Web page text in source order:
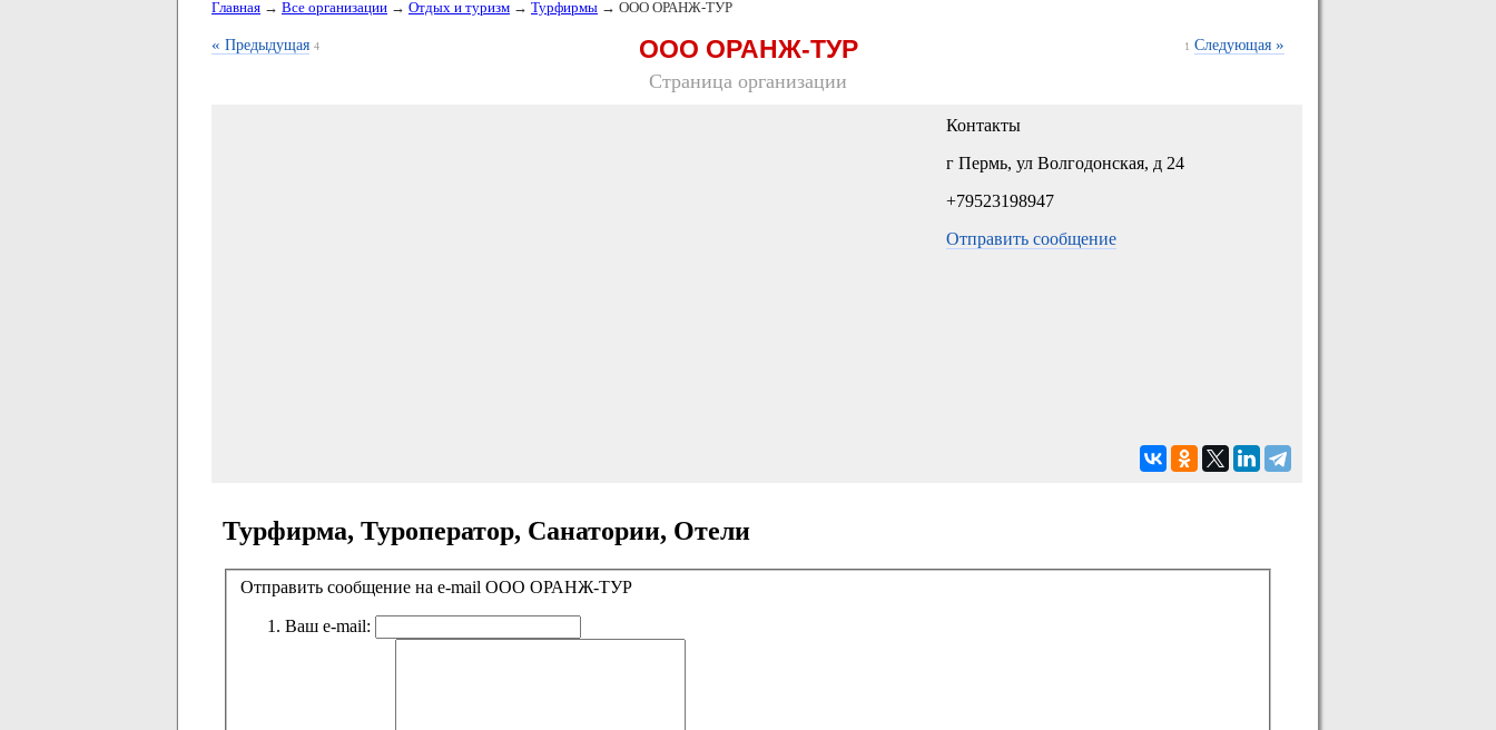
Главная → Все организации → Отдых и туризм → Турфирмы → ООО ОРАНЖ-ТУР
« Предыдущая 4 1 Следующая »
ООО ОРАНЖ-ТУР
Страница организации
Контакты
г Пермь, ул Волгодонская, д 24
+79523198947
Отправить сообщение
Турфирма, Туроператор, Санатории, Отели
Отправить сообщение на e-mail ООО ОРАНЖ-ТУР
Ваш e-mail: